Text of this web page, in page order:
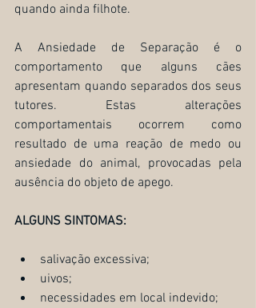
quando ainda filhote.
A Ansiedade de Separação é o
comportamento que alguns cães
apresentam quando separados dos seus
tutores. Estas alterações
comportamentais ocorrem como
resultado de uma reação de medo ou
ansiedade do animal, provocadas pela
ausência do objeto de apego.
ALGUNS SINTOMAS:
salivação excessiva;
uivos;
necessidades em local indevido;